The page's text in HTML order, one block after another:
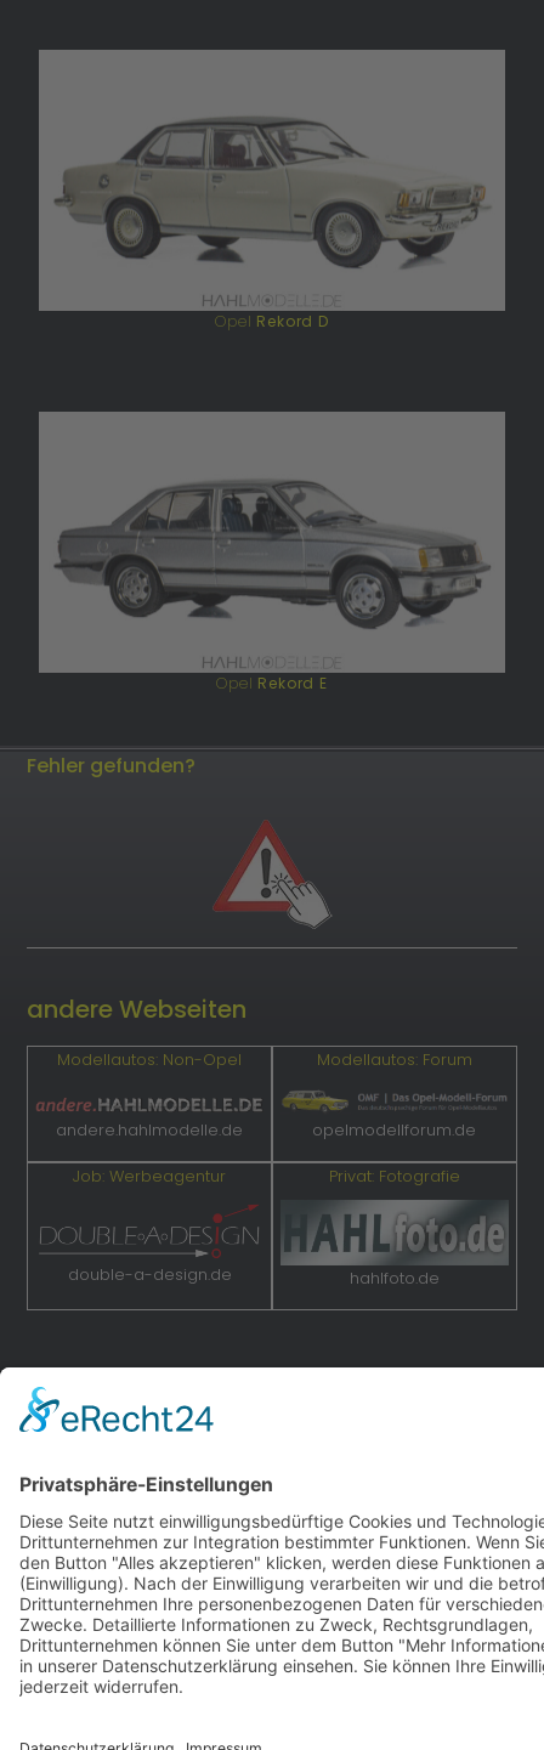
Opel Rekord D
Opel Rekord E
andere Webseiten
Modellautos: Non-Opel
andere.hahlmodelle.de
Modellautos: Forum
opelmodellforum.de
Job: Werbeagentur
double-a-design.de
Privat: Fotografie
hahlfoto.de
Fehler gefunden?
hahlmodelle.de | Baureihe F | 2000–2026 | Konzept,
Impressum|Datenschutz
S